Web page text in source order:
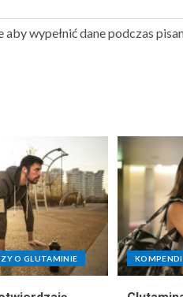
wypełnić dane podczas
O GLUTAMINIE